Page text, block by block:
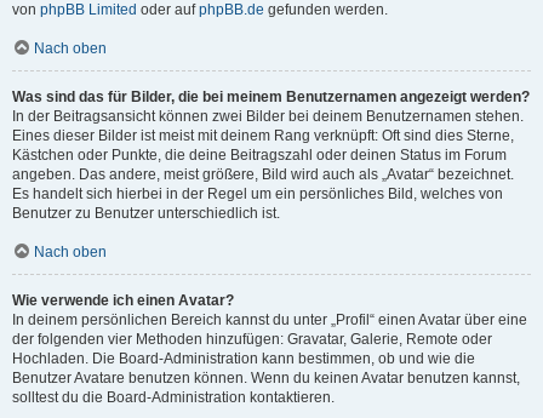
von phpBB Limited oder aufphpBB.de gefunden werden.
Nach oben
Was sind das für Bilder, die bei meinem Benutzernamen angezeigt werden?
In der Beitragsansicht können zwei Bilder bei deinem Benutzernamen stehen.
Eines dieser Bilder ist meist mit deinem Rang verknüpft: Oft sind dies Sterne,
Kästchen oder Punkte, die deine Beitragszahl oder deinen Status im Forum
angeben. Das andere, meist größere, Bild wird auch als „Avatar“ bezeichnet.
Es handelt sich hierbei in der Regel um ein persönliches Bild, welches von
Benutzer zu Benutzer unterschiedlich ist.
Nach oben
Wie verwende ich einen Avatar?
In deinem persönlichen Bereich kannst du unter „Profil“ einen Avatar über eine
der folgenden vier Methoden hinzufügen: Gravatar, Galerie, Remote oder
Hochladen. Die Board-Administration kann bestimmen, ob und wie die
Benutzer Avatare benutzen können. Wenn du keinen Avatar benutzen kannst,
solltest du die Board-Administration kontaktieren.